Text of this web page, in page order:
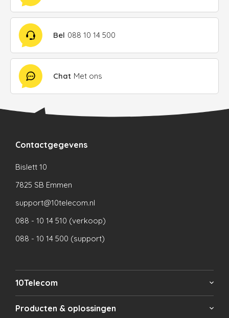
Bel 088 10 14 500
Chat Met ons
Contactgegevens
Bislett 10
7825 SB Emmen
support@10telecom.nl
088 - 10 14 510 (verkoop)
088 - 10 14 500 (support)
10Telecom
Producten & oplossingen